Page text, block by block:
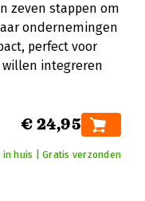
zeven stappen om
ondernemingen
perfect voor
integreren
€ 24,95
huis | Gratis verzonden